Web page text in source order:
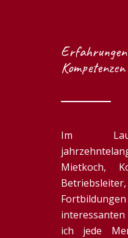
Erfahrungen
Kompetenzen
Im
Mietkoch,
ich jede